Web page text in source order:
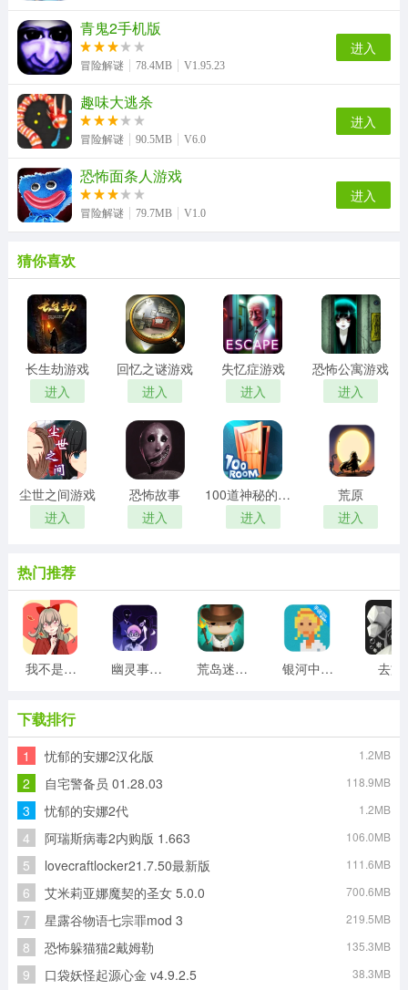
青鬼2手机版
冒险解谜 78.4MB V1.95.23
进入
趣味大逃杀
冒险解谜 90.5MB V6.0
进入
恐怖面条人游戏
冒险解谜 79.7MB V1.0
进入
猜你喜欢
长生劫游戏
进入
回忆之谜游戏
进入
失忆症游戏
进入
恐怖公寓游戏
进入
尘世之间游戏
进入
恐怖故事
进入
100道神秘的门游戏
进入
荒原
进入
热门推荐
我不是渣女2游戏 幽灵事务所 荒岛迷宫游戏 银河中的挤奶工游戏 去旅
下载排行
1 忧郁的安娜2汉化版 1.2MB
2 自宅警备员 01.28.03 118.9MB
3 忧郁的安娜2代 1.2MB
4 阿瑞斯病毒2内购版 1.663 106.0MB
5 lovecraftlocker21.7.50最新版 111.6MB
6 艾米莉亚娜魔契的圣女 5.0.0 700.6MB
7 星露谷物语七宗罪mod 3 219.5MB
8 恐怖躲猫猫2戴姆勒 135.3MB
9 口袋妖怪起源心金 v4.9.2.5 38.3MB